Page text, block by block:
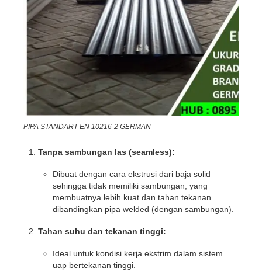
PIPA STANDART EN 10216-2 GERMAN
Tanpa sambungan las (seamless):
Dibuat dengan cara ekstrusi dari baja solid
sehingga tidak memiliki sambungan, yang
membuatnya lebih kuat dan tahan tekanan
dibandingkan pipa welded (dengan sambungan).
Tahan suhu dan tekanan tinggi:
Ideal untuk kondisi kerja ekstrim dalam sistem
uap bertekanan tinggi.